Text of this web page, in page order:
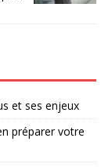
et ses enjeux
préparer votre